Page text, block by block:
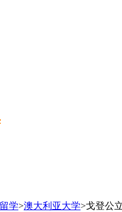
学>澳大利亚大学>戈登公